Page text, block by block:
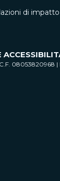
di